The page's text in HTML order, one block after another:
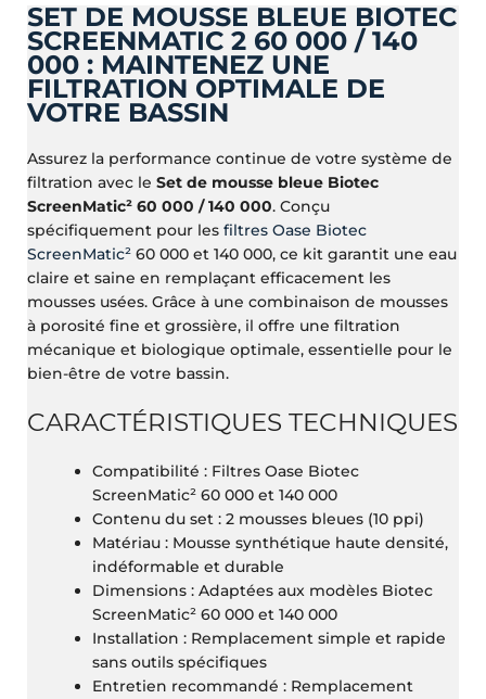
SET DE MOUSSE BLEUE BIOTEC
SCREENMATIC 2 60 000 / 140
000 : MAINTENEZ UNE
FILTRATION OPTIMALE DE
VOTRE BASSIN
Assurez la performance continue de votre système de
filtration avec leSet de mousse bleue Biotec
ScreenMatic² 60 000 / 140 000. Conçu
spécifiquement pour les filtres Oase Biotec
ScreenMatic² 60 000 et 140 000, ce kit garantit une eau
claire et saine en remplaçant efficacement les
mousses usées. Grâce à une combinaison de mousses
à porosité fine et grossière, il offre une filtration
mécanique et biologique optimale, essentielle pour le
bien-être de votre bassin.
CARACTÉRISTIQUES TECHNIQUES
Compatibilité : Filtres Oase Biotec
ScreenMatic² 60 000 et 140 000
Contenu du set : 2 mousses bleues (10 ppi)
Matériau : Mousse synthétique haute densité,
indéformable et durable
Dimensions : Adaptées aux modèles Biotec
ScreenMatic² 60 000 et 140 000
Installation : Remplacement simple et rapide
sans outils spécifiques
Entretien recommandé : Remplacement